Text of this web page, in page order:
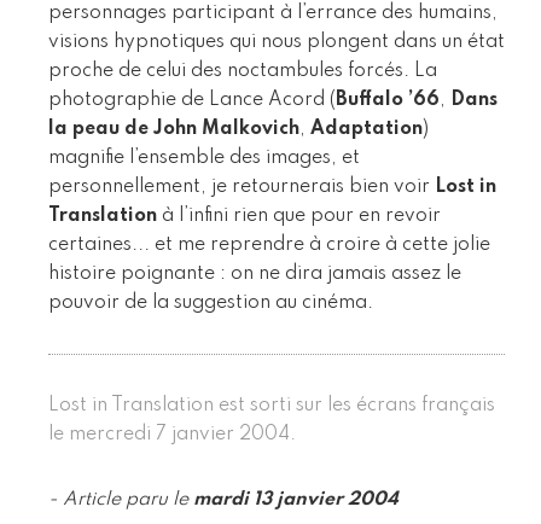
personnages participant à l’errance des humains,
visions hypnotiques qui nous plongent dans un état
proche de celui des noctambules forcés. La
photographie de Lance Acord ( Buffalo ’66,
Dans
la peau de John Malkovich, Adaptation)
magnifie l’ensemble des images, et
personnellement, je retournerais bien voir Lost in
Translation à l’infini rien que pour en revoir
certaines... et me reprendre à croire à cette jolie
histoire poignante : on ne dira jamais assez le
pouvoir de la suggestion au cinéma.
Lost in Translation est sorti sur les écrans français
le mercredi 7 janvier 2004.
- Article paru le mardi 13 janvier 2004